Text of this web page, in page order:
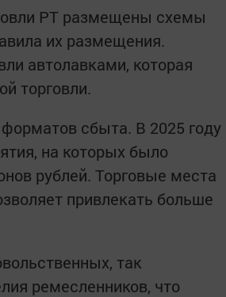
РТ размещены схемы
их размещения.
автолавками, которая
торговли.
сбыта. В 2025 году
на которых было
рублей. Торговые места
привлекать больше
так
ремесленников, что